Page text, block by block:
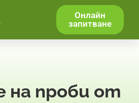
Онлайн
запитване
на проби от